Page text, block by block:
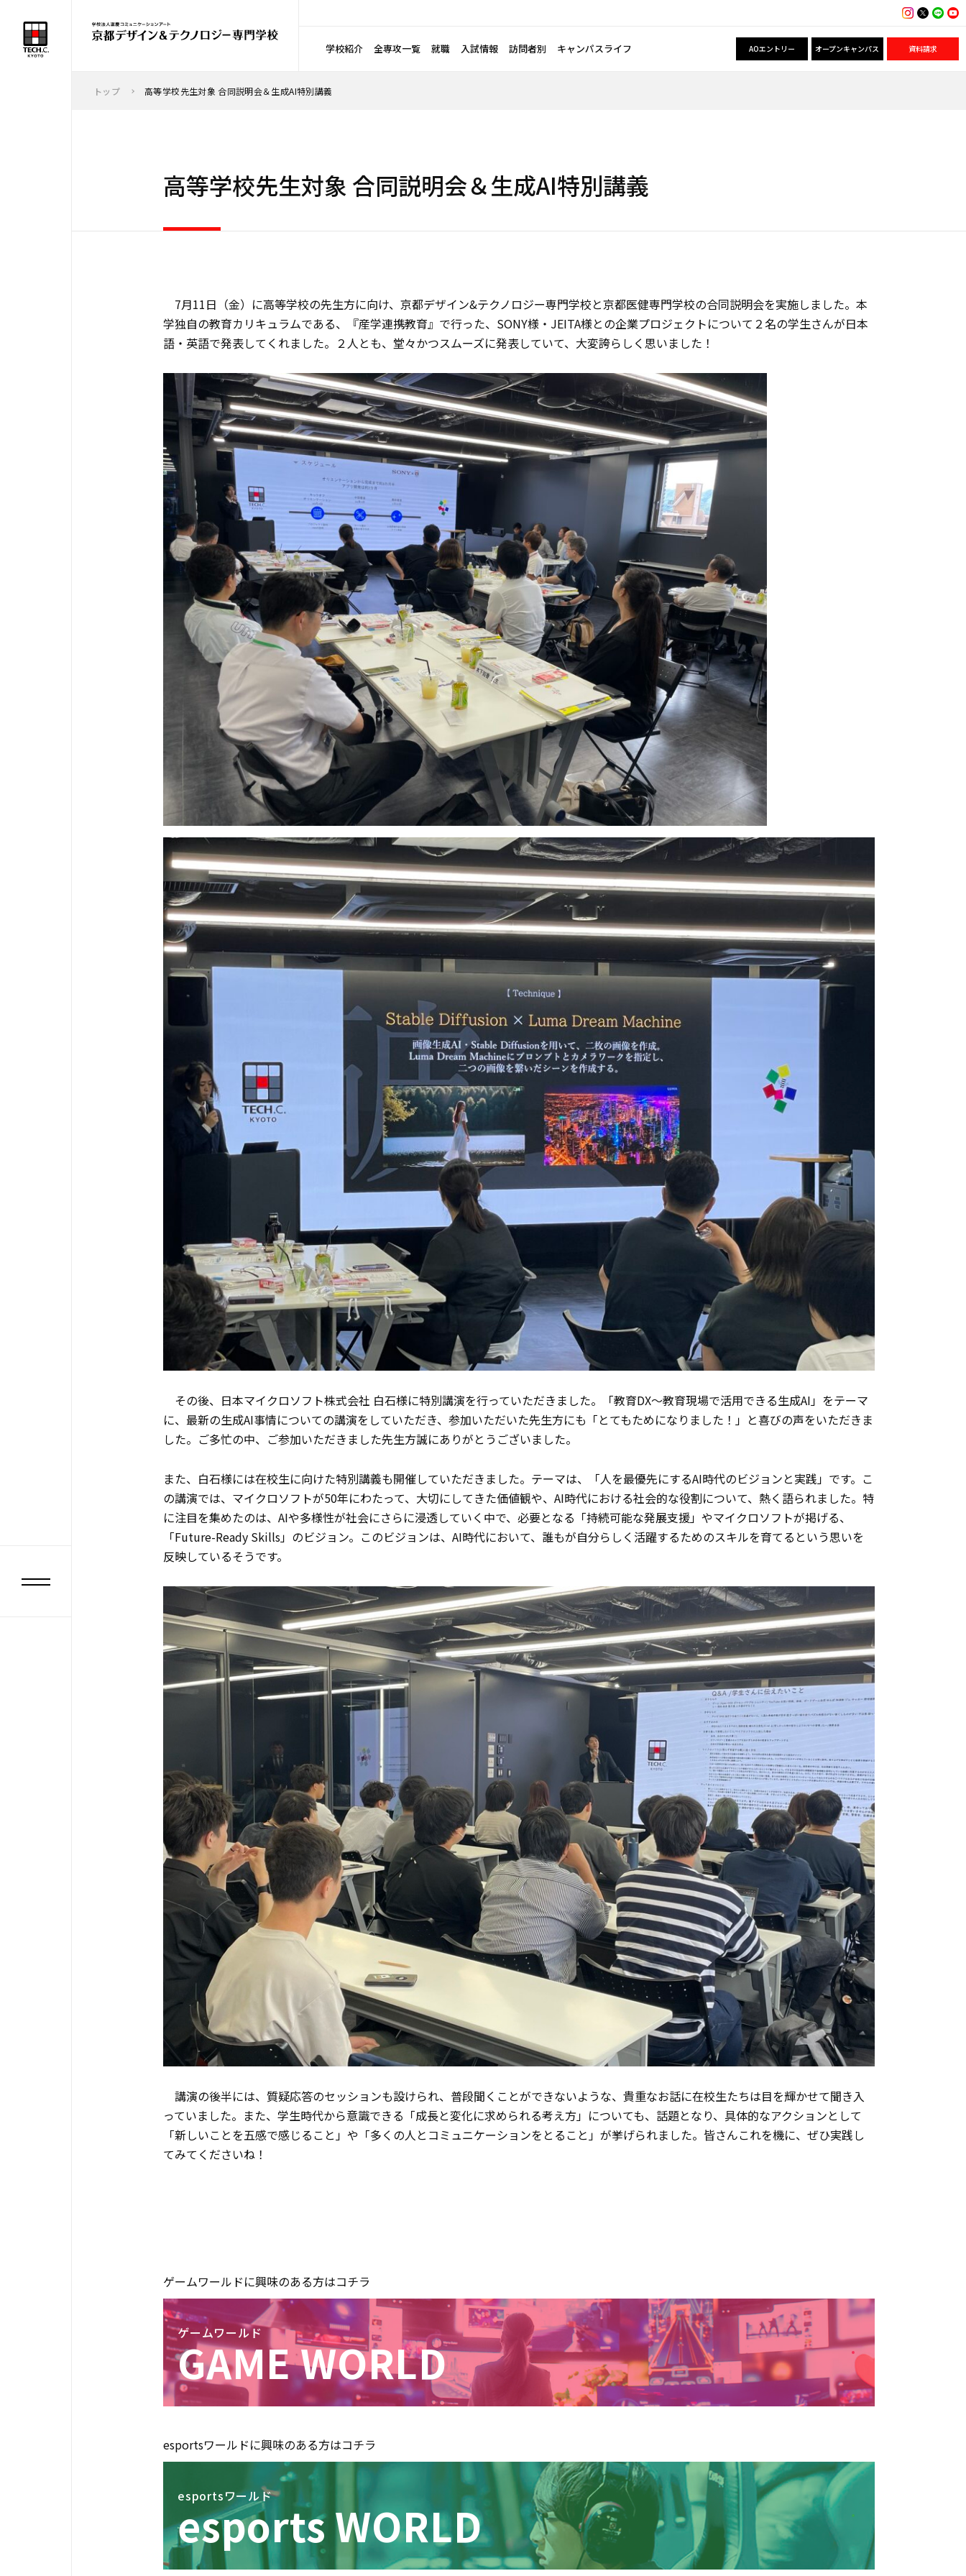
学校紹介 全専攻一覧 就職 入試情報 訪問者別 キャンパスライフ AOエントリー オープンキャンパス 資料請求
トップ 高等学校先生対象 合同説明会＆生成AI特別講義
高等学校先生対象 合同説明会＆生成AI特別講義
7月11日（金）に高等学校の先生方に向け、京都デザイン&テクノロジー専門学校と京都医健専門学校の合同説明会を実施しました。本
学独自の教育カリキュラムである、『産学連携教育』で行った、SONY様・JEITA様との企業プロジェクトについて２名の学生さんが日本
語・英語で発表してくれました。２人とも、堂々かつスムーズに発表していて、大変誇らしく思いました！
その後、日本マイクロソフト株式会社 白石様に特別講演を行っていただきました。「教育DX～教育現場で活用できる生成AI」をテーマ
に、最新の生成AI事情についての講演をしていただき、参加いただいた先生方にも「とてもためになりました！」と喜びの声をいただきま
した。ご多忙の中、ご参加いただきました先生方誠にありがとうございました。
また、白石様には在校生に向けた特別講義も開催していただきました。テーマは、「人を最優先にするAI時代のビジョンと実践」です。こ
の講演では、マイクロソフトが50年にわたって、大切にしてきた価値観や、AI時代における社会的な役割について、熱く語られました。特
に注目を集めたのは、AIや多様性が社会にさらに浸透していく中で、必要となる「持続可能な発展支援」やマイクロソフトが掲げる、
「Future-Ready Skills」のビジョン。このビジョンは、AI時代において、誰もが自分らしく活躍するためのスキルを育てるという思いを
反映しているそうです。
講演の後半には、質疑応答のセッションも設けられ、普段聞くことができないような、貴重なお話に在校生たちは目を輝かせて聞き入
っていました。また、学生時代から意識できる「成長と変化に求められる考え方」についても、話題となり、具体的なアクションとして
「新しいことを五感で感じること」や「多くの人とコミュニケーションをとること」が挙げられました。皆さんこれを機に、ぜひ実践し
てみてくださいね！
ゲームワールドに興味のある方はコチラ
ゲームワールド
GAME WORLD
esportsワールドに興味のある方はコチラ
esportsワールド
esports WORLD